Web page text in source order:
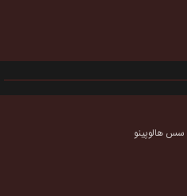
سس هالوپینو